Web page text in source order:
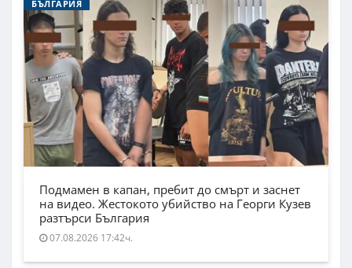
БЪЛГАРИЯ
Подмамен в капан, пребит до смърт и заснет
на видео. Жестокото убийство на Георги Кузев
разтърси България
07.08.2026 17:42ч.